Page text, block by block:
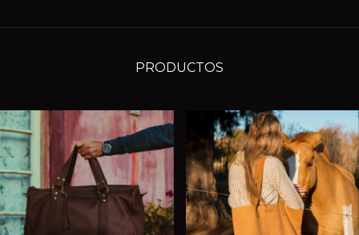
PRODUCTOS